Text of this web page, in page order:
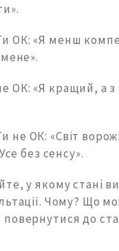
ОК: «Я менш
ОК: «Я кращий, а
ОК: «Світ
без сенсу».
у якому стані
Чому? Що
до